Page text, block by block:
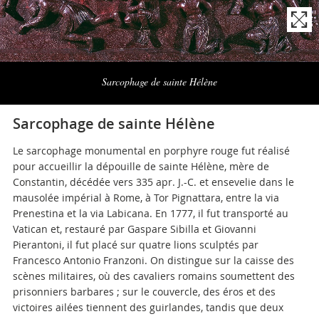
Sarcophage de sainte Hélène
Naviga
Sarcophage de sainte Hélène
Le sarcophage monumental en porphyre rouge fut réalisé
pour accueillir la dépouille de sainte Hélène, mère de
Constantin, décédée vers 335 apr. J.-C. et ensevelie dans le
mausolée impérial à Rome, à Tor Pignattara, entre la via
Prenestina et la via Labicana. En 1777, il fut transporté au
Vatican et, restauré par Gaspare Sibilla et Giovanni
Pierantoni, il fut placé sur quatre lions sculptés par
Francesco Antonio Franzoni. On distingue sur la caisse des
scènes militaires, où des cavaliers romains soumettent des
prisonniers barbares ; sur le couvercle, des éros et des
victoires ailées tiennent des guirlandes, tandis que deux